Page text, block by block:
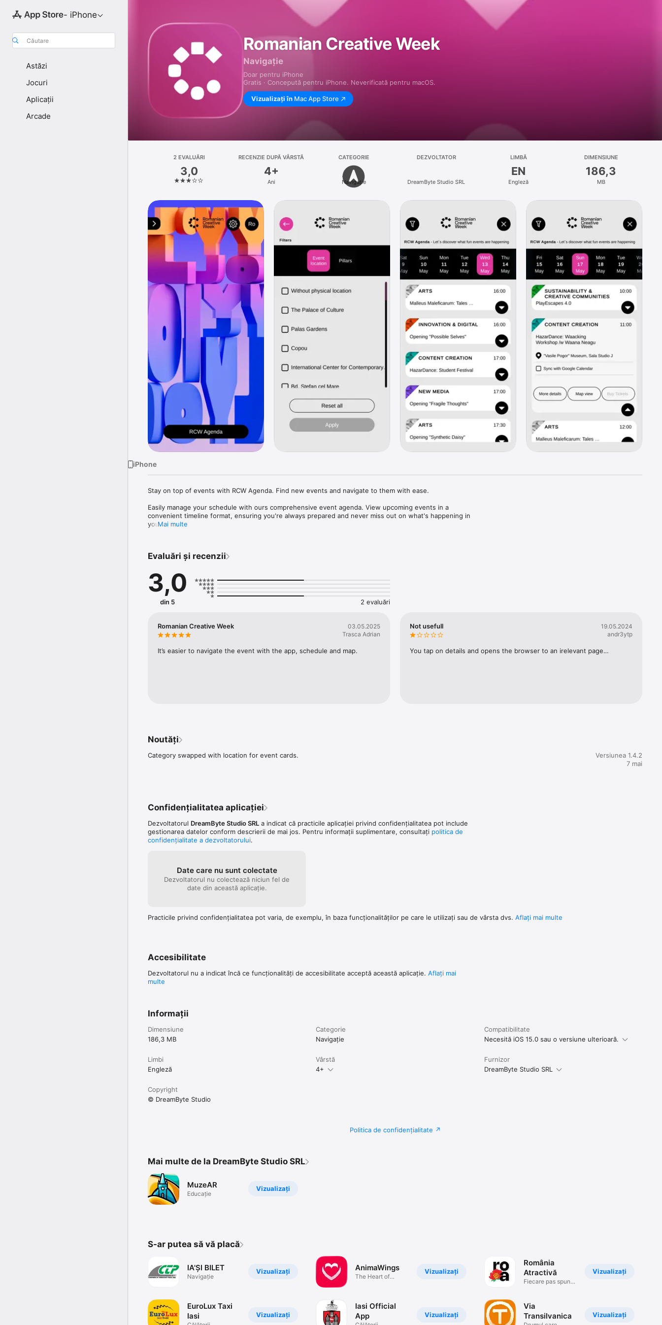
- iPhone
Căutare
Astăzi
Jocuri
Aplicații
Arcade
Romanian Creative Week
Navigație
Doar pentru iPhone
Gratis · Concepută pentru iPhone. Neverificată pentru macOS.
Vizualizați în Mac App Store
2 EVALUĂRI
3,0
RECENZIE DUPĂ VÂRSTĂ
4+
Ani
CATEGORIE
Navigație
DEZVOLTATOR
DreamByte Studio SRL
LIMBĂ
EN
Engleză
DIMENSIUNE
186,3
MB
iPhone
Stay on top of events with RCW Agenda. Find new events and navigate to them with ease.
Easily manage your schedule with ours comprehensive event agenda. View upcoming events in a
convenient timeline format, ensuring you're always prepared and never miss out on what's happening in
your area.
arrive at your destination hassle-free.
Download RCW Agenda now and elevate your event experience to new heights. Whether you're a
seasoned event-goer or just starting to explore your local scene, RCW Agenda is your indispensable
companion for staying connected and making the most of every moment.
Mai multe
Evaluări și recenzii
3,0
din 5 2 evaluări
Romanian Creative Week
03.05.2025
Trasca Adrian
It’s easier to navigate the event with the app, schedule and map.
Not usefull
19.05.2024
andr3ytp
You tap on details and opens the browser to an irelevant page…
Noutăți
Category swapped with location for event cards.
Versiunea 1.4.2
7 mai
Confidențialitatea aplicației
Dezvoltatorul DreamByte Studio SRL a indicat că practicile aplicației privind confidențialitatea pot include
gestionarea datelor conform descrierii de mai jos. Pentru informații suplimentare, consultați politica de
confidențialitate a dezvoltatorului.
Date care nu sunt colectate
Dezvoltatorul nu colectează niciun fel de
date din această aplicație.
Practicile privind confidențialitatea pot varia, de exemplu, în baza funcționalităților pe care le utilizați sau de vârsta dvs. Aflați mai multe
Accesibilitate
Dezvoltatorul nu a indicat încă ce funcționalități de accesibilitate acceptă această aplicație. Aflați mai
multe
Informații
Dimensiune
186,3 MB
Categorie
Navigație
Compatibilitate
Necesită iOS 15.0 sau o versiune ulterioară.
Limbi
Engleză
Vârstă
4+
Furnizor
DreamByte Studio SRL
Copyright
© DreamByte Studio
Politica de confidențialitate
Mai multe de la DreamByte Studio SRL
Vizualizați
MuzeAR
Educație
S-ar putea să vă placă
Vizualizați
IA'ȘI BILET
Navigație
Vizualizați
EuroLux Taxi
Iasi
Vizualizați
AnimaWings
The Heart of
Vizualizați
Iasi Official
App
Vizualizați
România
Atractivă
Fiecare pas spune
Vizualizați
Via
Transilvanica